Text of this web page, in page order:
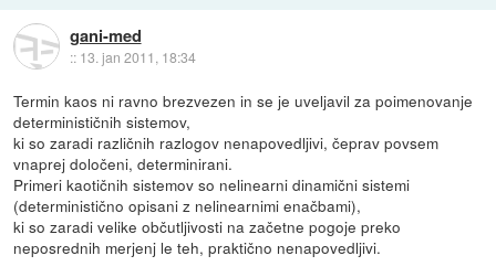
gani-med
:: 13. jan 2011, 18:34
Termin kaos ni ravno brezvezen in se je uveljavil za poimenovanje
determinističnih sistemov,
ki so zaradi različnih razlogov nenapovedljivi, čeprav povsem
vnaprej določeni, determinirani.
Primeri kaotičnih sistemov so nelinearni dinamični sistemi
(deterministično opisani z nelinearnimi enačbami),
ki so zaradi velike občutljivosti na začetne pogoje preko
neposrednih merjenj le teh, praktično nenapovedljivi.